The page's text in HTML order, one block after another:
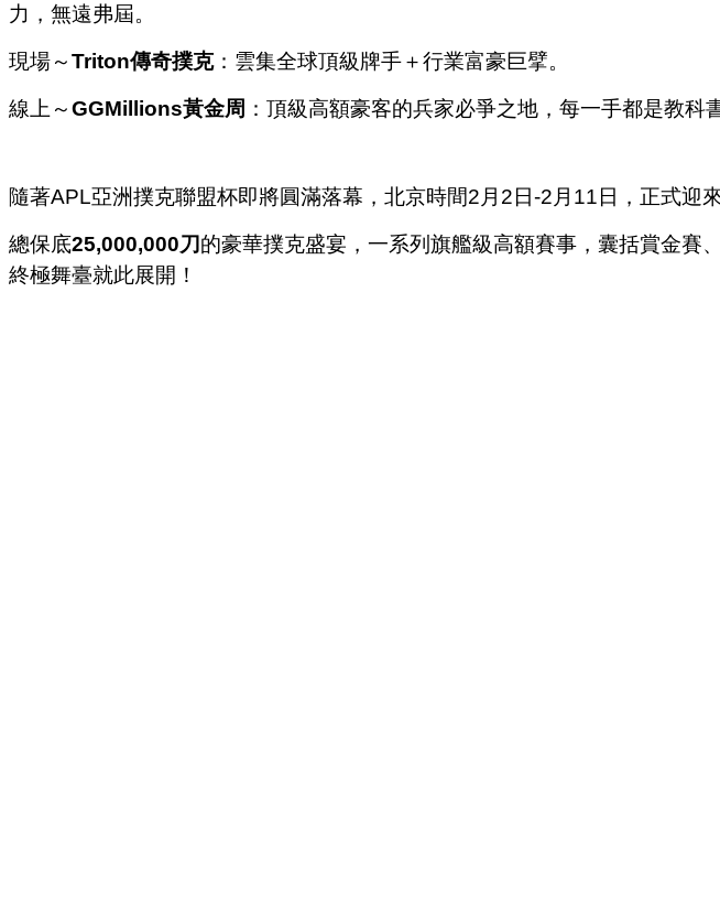
力，無遠弗屆。
現場～Triton傳奇撲克：雲集全球頂級牌手＋行業富豪巨擘。
線上～GGMillions黃金周 ：頂級高額豪客的兵家必爭之地，每一手都是教科
隨著APL亞洲撲克聯盟杯即將圓滿落幕，北京時間2月2日-2月11日，正式迎
總保底25,000,000刀的豪華撲克盛宴，一系列旗艦級高額賽事，囊括賞金
終極舞臺就此展開！